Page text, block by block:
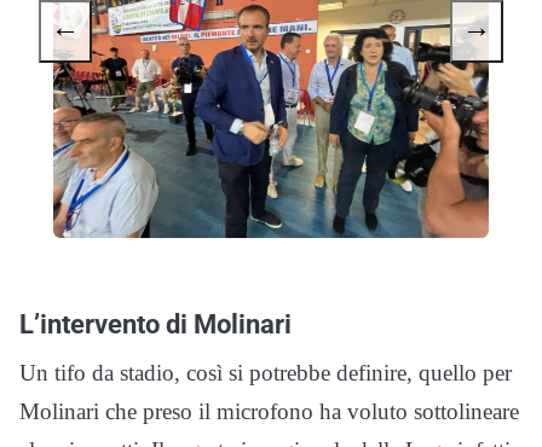
← →
L’intervento di Molinari
Un tifo da stadio, così si potrebbe definire, quello per
Molinari che preso il microfono ha voluto sottolineare